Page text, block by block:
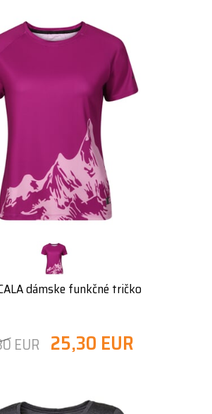
dámske funkčné tričko
EUR 25,30 EUR